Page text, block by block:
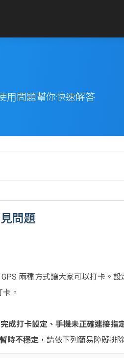
用問題幫你快速解答
問題
兩種方式讓大家可以打卡。
。
成打卡設定、手機未正確連接
時不穩定 ，請依下列簡易障礙排